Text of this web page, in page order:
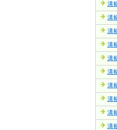
溝
溝
溝
溝
溝
溝
溝
溝
溝
溝